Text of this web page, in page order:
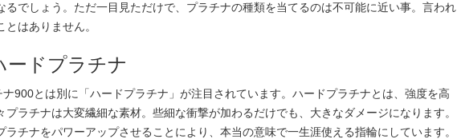
るでしょう。ただ一目見ただけで、プラチナの種類を当てるのは不可能に近い事。言われ
はありません。
ードプラチナ
900とは別に「ハードプラチナ」が注目されています。ハードプラチナとは、強度を高
ラチナは大変繊細な素材。些細な衝撃が加わるだけでも、大きなダメージになります。
チナをパワーアップさせることにより、本当の意味で一生涯使える指輪にしています。